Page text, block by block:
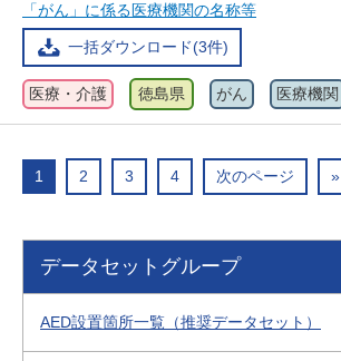
「がん」に係る医療機関の名称等
一括ダウンロード(3件)
医療・介護 徳島県 がん 医療機関
1 2 3 4 次のページ »
データセットグループ
AED設置箇所一覧（推奨データセット）